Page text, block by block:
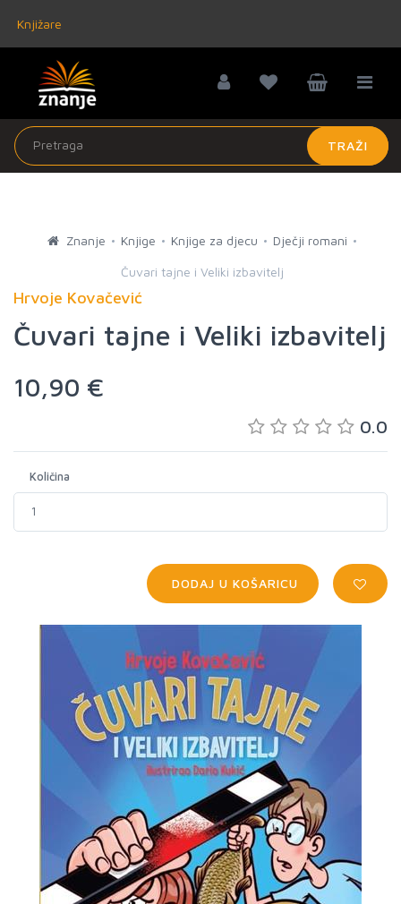
Knjižare
TRAŽI
Znanje Knjige Knjige za djecu Dječji romani
Čuvari tajne i Veliki izbavitelj
Hrvoje Kovačević
Čuvari tajne i Veliki izbavitelj
10,90 €
0.0
Količina
DODAJ U KOŠARICU